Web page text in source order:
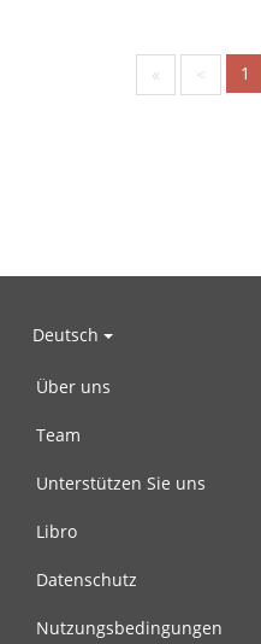
« < 1
Deutsch
Über uns
Team
Unterstützen Sie uns
Libro
Datenschutz
Nutzungsbedingungen